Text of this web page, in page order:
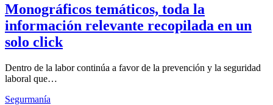
Monográficos temáticos, toda la
información relevante recopilada en un
solo click
Dentro de la labor continúa a favor de la prevención y la seguridad
laboral que…
Segurmanía